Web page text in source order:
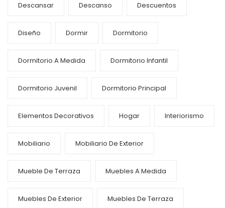
Descansar Descanso Descuentos
Diseño Dormir Dormitorio
Dormitorio A Medida Dormitorio Infantil
Dormitorio Juvenil Dormitorio Principal
Elementos Decorativos Hogar Interiorismo
Mobiliario Mobiliario De Exterior
Mueble De Terraza Muebles A Medida
Muebles De Exterior Muebles De Terraza